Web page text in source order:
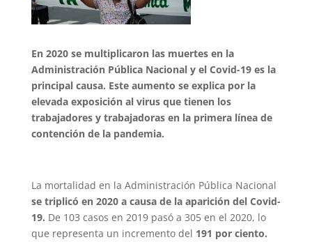
En 2020 se multiplicaron las muertes en la
Administración Pública Nacional y el Covid-19 es la
principal causa. Este aumento se explica por la
elevada exposición al virus que tienen los
trabajadores y trabajadoras en la primera línea de
contención de la pandemia.
La mortalidad en la Administración Pública Nacional
se triplicó en 2020 a causa de la aparición del Covid-
19. De 103 casos en 2019 pasó a 305 en el 2020, lo
que representa un incremento del 191 por ciento.